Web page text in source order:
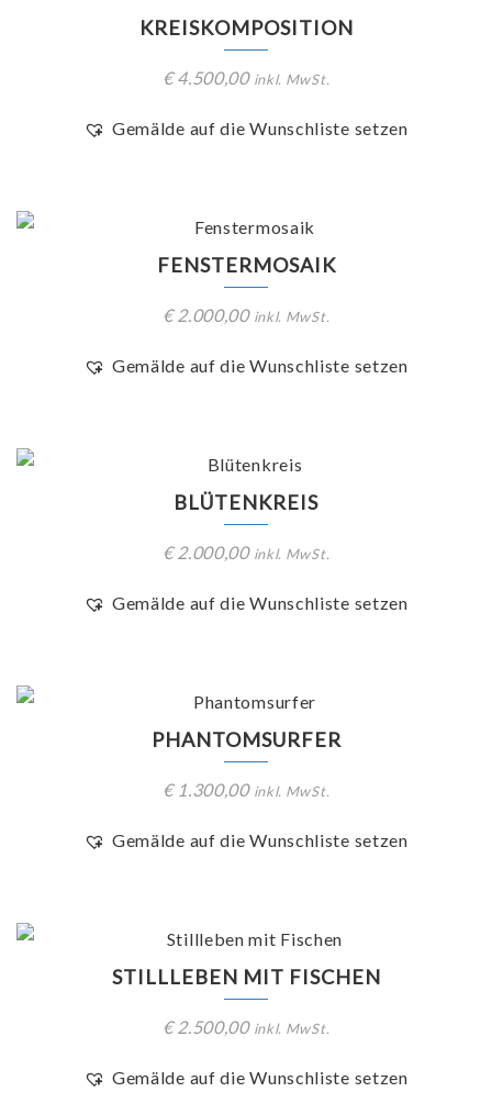
KREISKOMPOSITION
€4.500,00 inkl. MwSt.
Gemälde auf die Wunschliste setzen
FENSTERMOSAIK
€2.000,00 inkl. MwSt.
Gemälde auf die Wunschliste setzen
BLÜTENKREIS
€2.000,00 inkl. MwSt.
Gemälde auf die Wunschliste setzen
PHANTOMSURFER
€1.300,00 inkl. MwSt.
Gemälde auf die Wunschliste setzen
STILLLEBEN MIT FISCHEN
€2.500,00 inkl. MwSt.
Gemälde auf die Wunschliste setzen